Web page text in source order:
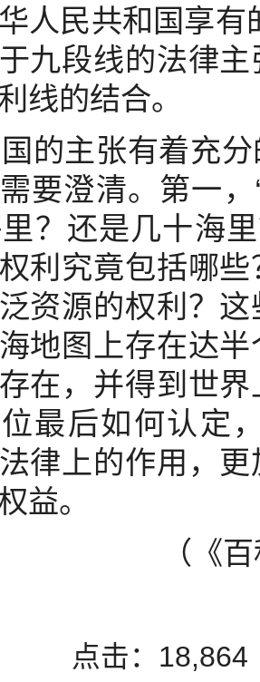
人民共和国享有
九段线的法律
线的结合。
的主张有着充分
要澄清。第一
？还是几十海
利究竟包括哪
资源的权利？
地图上存在达
在，并得到世
最后如何认定
律上的作用，
益。
（《百
点击：